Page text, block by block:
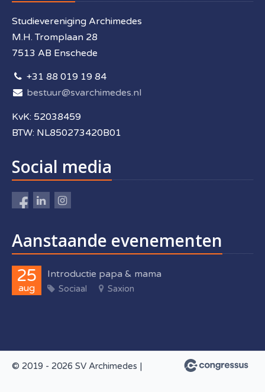
Studievereniging Archimedes
M.H. Tromplaan 28
7513 AB Enschede
+31 88 019 19 84
bestuur@svarchimedes.nl
KvK: 52038459
BTW: NL850273420B01
Social media
Aanstaande evenementen
25
aug
Introductie papa & mama
Sociaal Saxion
© 2019 - 2026 SV Archimedes |